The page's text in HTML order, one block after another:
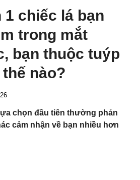
1 chiếc lá bạn
trong mắt
bạn thuộc tuýp
nào?
chọn đầu tiên thường phản
cảm nhận về bạn nhiều hơn